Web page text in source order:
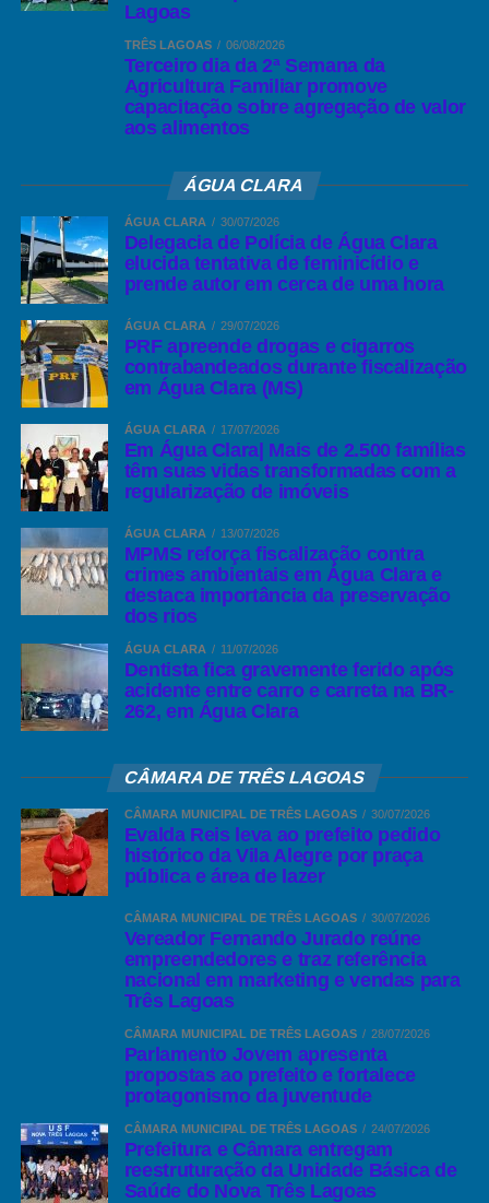
Lagoas
TRÊS LAGOAS 06/08/2026
Terceiro dia da 2ª Semana da
Agricultura Familiar promove
capacitação sobre agregação de valor
aos alimentos
ÁGUA CLARA
ÁGUA CLARA 30/07/2026
Delegacia de Polícia de Água Clara
elucida tentativa de feminicídio e
prende autor em cerca de uma hora
ÁGUA CLARA 29/07/2026
PRF apreende drogas e cigarros
contrabandeados durante fiscalização
em Água Clara (MS)
ÁGUA CLARA 17/07/2026
Em Água Clara| Mais de 2.500 famílias
têm suas vidas transformadas com a
regularização de imóveis
ÁGUA CLARA 13/07/2026
MPMS reforça fiscalização contra
crimes ambientais em Água Clara e
destaca importância da preservação
dos rios
ÁGUA CLARA 11/07/2026
Dentista fica gravemente ferido após
acidente entre carro e carreta na BR-
262, em Água Clara
CÂMARA DE TRÊS LAGOAS
CÂMARA MUNICIPAL DE TRÊS LAGOAS 30/07/2026
Evalda Reis leva ao prefeito pedido
histórico da Vila Alegre por praça
pública e área de lazer
CÂMARA MUNICIPAL DE TRÊS LAGOAS 30/07/2026
Vereador Fernando Jurado reúne
empreendedores e traz referência
nacional em marketing e vendas para
Três Lagoas
CÂMARA MUNICIPAL DE TRÊS LAGOAS 28/07/2026
Parlamento Jovem apresenta
propostas ao prefeito e fortalece
protagonismo da juventude
CÂMARA MUNICIPAL DE TRÊS LAGOAS 24/07/2026
Prefeitura e Câmara entregam
reestruturação da Unidade Básica de
Saúde do Nova Três Lagoas